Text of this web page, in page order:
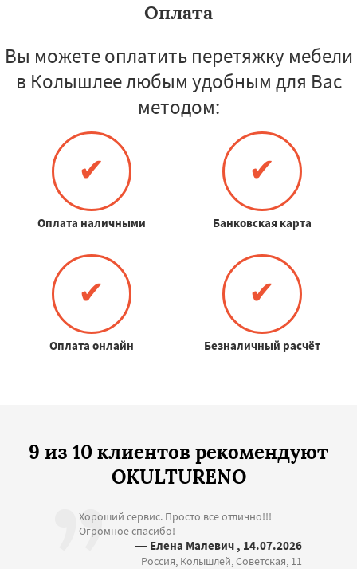
Оплата
Вы можете оплатить перетяжку мебели
в Колышлее любым удобным для Вас
методом:
✔
Оплата наличными
✔
Банковская карта
✔
Оплата онлайн
✔
Безналичный расчёт
9 из 10 клиентов рекомендуют
OKULTURENO
Хороший сервис. Просто все отлично!!!
Огромное спасибо!
— Елена Малевич , 14.07.2026
Россия, Колышлей, Советская, 11